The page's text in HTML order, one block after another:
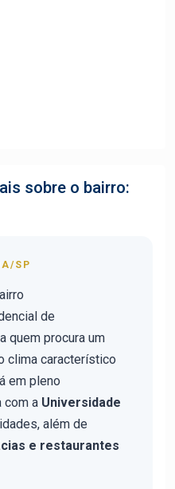
sobre o bairro:
SP
de
quem procura um
clima característico
em pleno
com a Universidade
além de
e restaurantes